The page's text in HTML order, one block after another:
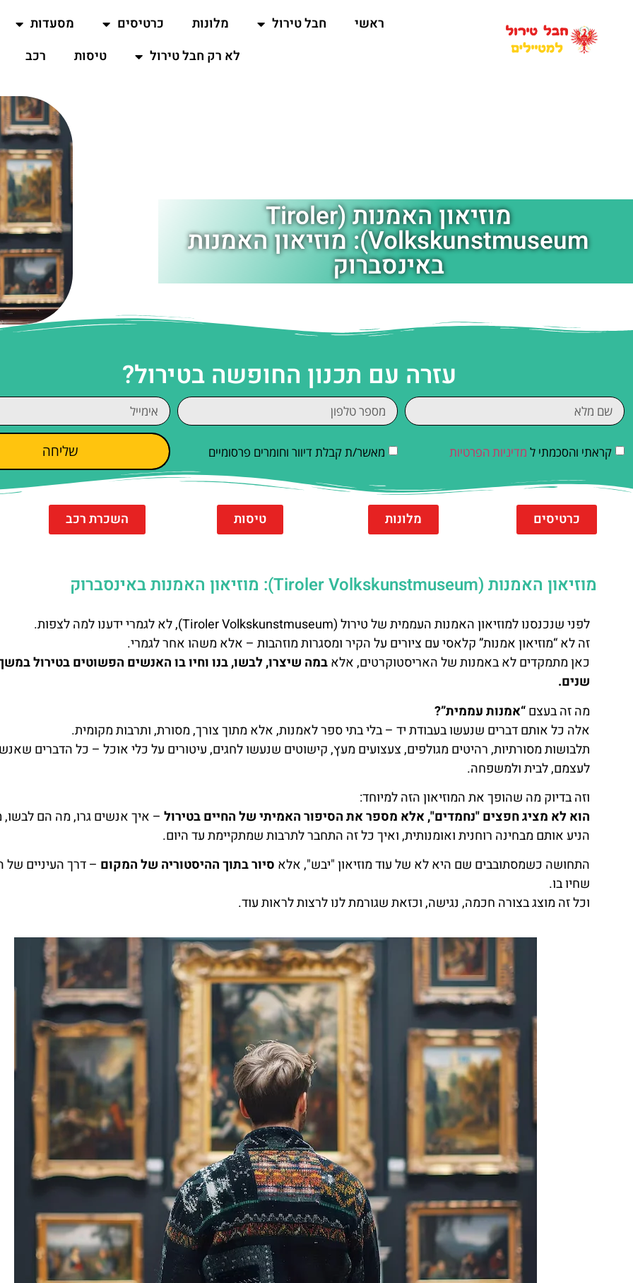
ראשי חבל טירול מלונות כרטיסים מסעדות
לא רק חבל טירול
טיסות רכב
מוזיאון האמנות (Tiroler
Volkskunstmuseum): מוזיאון האמנות
באינסברוק
עזרה עם תכנון החופשה בטירול?
קראתי והסכמתי ל מדיניות הפרטיות מאשר/ת קבלת דיוור וחומרים פרסומיים שליחה
כרטיסים מלונות טיסות השכרת רכב
מוזיאון האמנות (Tiroler Volkskunstmuseum): מוזיאון האמנות באינסברוק
לפני שנכנסנו למוזיאון האמנות העממית של טירול (Tiroler Volkskunstmuseum), לא לגמרי ידענו למה לצפות.
זה לא “מוזיאון אמנות” קלאסי עם ציורים על הקיר ומסגרות מוזהבות – אלא משהו אחר לגמרי.
כאן מתמקדים לא באמנות של האריסטוקרטים, אלאבמה שיצרו, לבשו, בנו וחיו בו האנשים הפשוטים בטירול
שנים.
מה זה בעצם“אמנות עממית”?
אלה כל אותם דברים שנעשו בעבודת יד – בלי בתי ספר לאמנות, אלא מתוך צורך, מסורת, ותרבות מקומית.
תלבושות מסורתיות, רהיטים מגולפים, צעצועים מעץ, קישוטים שנעשו לחגים, עיטורים על כלי אוכל – כל הדברים
לעצמם, לבית ולמשפחה.
וזה בדיוק מה שהופך את המוזיאון הזה למיוחד:
הוא לא מציג חפצים "נחמדים", אלא מספר את הסיפור האמיתי של החיים בטירול– איך אנשים גרו, מה הם לבשו,
הניע אותם מבחינה רוחנית ואומנותית, ואיך כל זה התחבר לתרבות שמתקיימת עד היום.
התחושה כשמסתובבים שם היא לא של עוד מוזיאון "יבש", אלא סיור בתוך ההיסטוריה של המקום – דרך העיניים
שחיו בו.
וכל זה מוצג בצורה חכמה, נגישה, וכזאת שגורמת לנו לרצות לראות עוד.